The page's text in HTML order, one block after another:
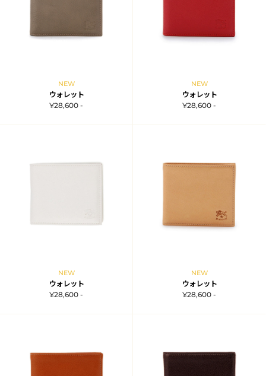
NEW
ウォレット
¥28,600 -
NEW
ウォレット
¥28,600 -
NEW
ウォレット
¥28,600 -
NEW
ウォレット
¥28,600 -